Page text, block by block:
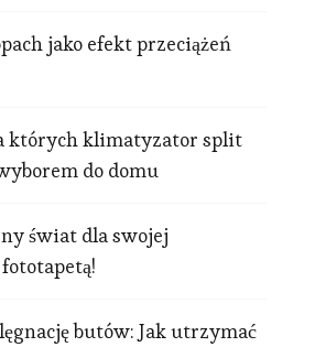
jako efekt przeciążeń
których klimatyzator split
do domu
świat dla swojej
butów: Jak utrzymać